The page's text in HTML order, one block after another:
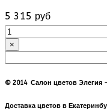
5 315 руб
×
© 2014 Салон цветов Элегия
Доставка цветов в